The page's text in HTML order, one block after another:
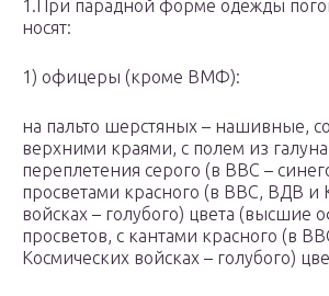
1.При парадной форме одежды
носят:
1) офицеры (кроме ВМФ):
на пальто шерстяных – нашивные,
верхними краями, с полем из
переплетения серого (в ВВС –
просветами красного (в ВВС, ВДВ и
войсках – голубого) цвета (высшие
просветов, с кантами красного (в
Космических войсках – голубого)